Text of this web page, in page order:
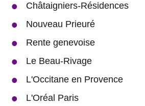
Châtaigniers-Résidences
Nouveau Prieuré
Rente genevoise
Le Beau-Rivage
L'Occitane en Provence
L'Oréal Paris